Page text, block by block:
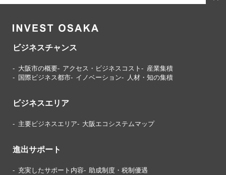
ビジネスチャンス
大阪市の概要 アクセス・ビジネスコスト
産業集積
国際ビジネス都市
イノベーション 人材・知の集積
ビジネスエリア
主要ビジネスエリア 大阪エコシステムマップ
進出サポート
充実したサポート内容
助成制度・税制優遇